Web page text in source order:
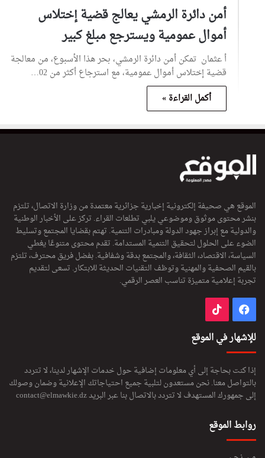
أمن دائرة الرمشي يعالج قضية إختلاس
أموال عمومية ويسترجع مبلغ كبير
أ عثمان تمكن أمن دائرة الرمشي، بحر هذا الأسبوع، من معالجة
قضية إختلاس أموال عمومية، مع استرجاع أكثر من 02…
أكمل القراءة »
الموقع هي صحيفة إلكترونية إخبارية جزائرية معتمدة من وزارة الاتصال، تلتزم
بنشر محتوى موثوق وموضوعي يلبي تطلعات القراء. تركز على الأخبار الوطنية
والدولية مع إبراز جهود الدولة ومبادرات التنمية. تهتم بقضايا المجتمع وتسليط
الضوء على الحلول لتحقيق التنمية المستدامة. تقدم محتوى متنوعًا يغطي
السياسة، الاقتصاد، الثقافة، والمجتمع بدقة وشفافية. بفضل فريق محترف، تلتزم
بالقيم الصحفية والمهنية وتوظف التقنيات الحديثة للابتكار. تسعى لتقديم
تجربة إعلامية متميزة تناسب العصر الرقمي.
فيسبوك
للإشهار في الموقع
إذا كنت بحاجة إلى أي معلومات إضافية حول خدمات الإشهار لدينا، لا تتردد
بالتواصل معنا. نحن مستعدون لتلبية جميع احتياجاتك الإعلانية وضمان وصولك
إلى جمهورك المستهدف لا تتردد بالاتصال بنا عبر البريدcontact@elmawkie.dz
روابط الموقع